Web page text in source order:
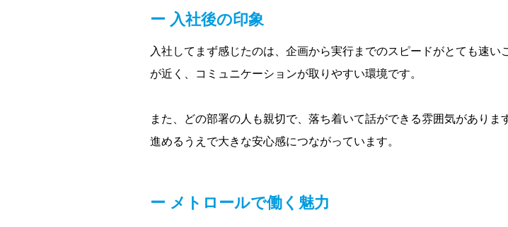
入社後の印象
入社してまず感じたのは、企画から実行までのスピードがとても速
が近く、コミュニケーションが取りやすい環境です。
また、どの部署の人も親切で、落ち着いて話ができる雰囲気があり
進めるうえで大きな安心感につながっています。
メトロールで働く魅力